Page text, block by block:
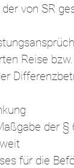
von SR
Reise
der
für die